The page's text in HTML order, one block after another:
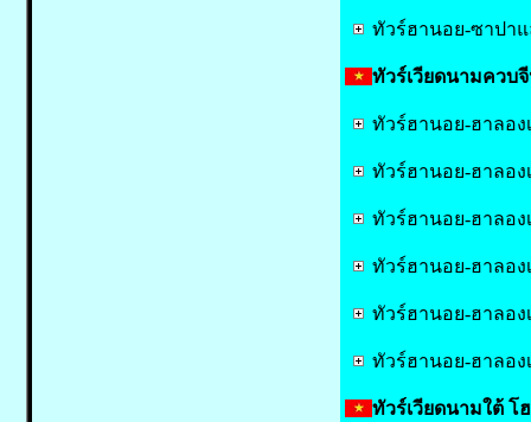
ทัวร์ฮานอย-ซาปาแ
ทัวร์เวียดนามควบ
ทัวร์ฮานอย-ฮาลอง
ทัวร์ฮานอย-ฮาลอง
ทัวร์ฮานอย-ฮาลอง
ทัวร์ฮานอย-ฮาลอง
ทัวร์ฮานอย-ฮาลอง
ทัวร์ฮานอย-ฮาลอง
ทัวร์เวียดนามใต้ โ